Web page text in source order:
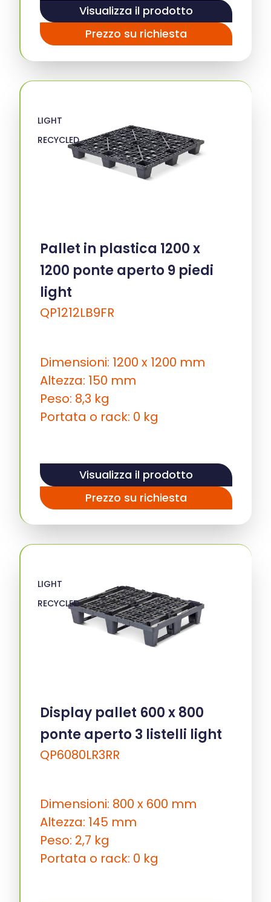
Visualizza il prodotto
Prezzo su richiesta
LIGHT
RECYCLED
Pallet in plastica 1200 x
1200 ponte aperto 9 piedi
light
QP1212LB9FR
Dimensioni: 1200 x 1200 mm
Altezza: 150 mm
Peso: 8,3 kg
Portata o rack: 0 kg
Visualizza il prodotto
Prezzo su richiesta
LIGHT
RECYCLED
Display pallet 600 x 800
ponte aperto 3 listelli light
QP6080LR3RR
Dimensioni: 800 x 600 mm
Altezza: 145 mm
Peso: 2,7 kg
Portata o rack: 0 kg